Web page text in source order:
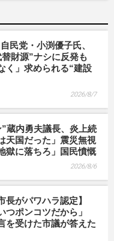
民党・小渕優子氏、
財源”ナシに反発も
く」求められる“建設
2026/8/7
蔵内勇夫議長、炎上続
天国だった」震災無視
獄に落ちろ」国民憤慨
2026/8/6
長がパワハラ認定】
つポンコツだから」
を受けた市議が答えた